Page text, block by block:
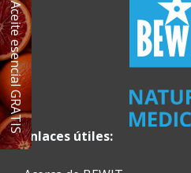
Aceite esencial GRATIS
Enlaces útiles: